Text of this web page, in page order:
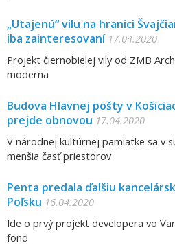
„Utajenú“ vilu na hranici
iba zainteresovaní 17.04.2020
Projekt čiernobielej vily od ZMB
moderna
Budova Hlavnej pošty v
prejde obnovou 17.04.2020
V národnej kultúrnej pamiatke sa v
menšia časť priestorov
Penta predala ďalšiu
Poľsku 16.04.2020
Ide o prvý projekt developera vo
fond